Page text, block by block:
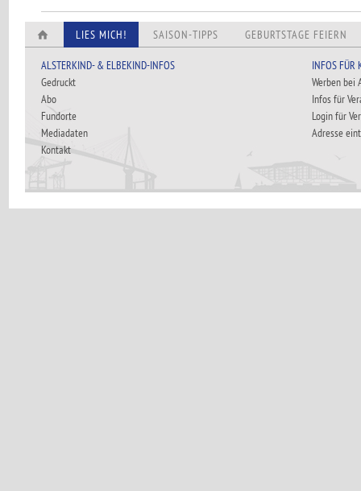
LIES MICH! SAISON-TIPPS GEBURTSTAGE FEIERN
ALSTERKIND- & ELBEKIND-INFOS
Gedruckt
Abo
Fundorte
Mediadaten
Kontakt
INFOS FÜR
Werben bei
Infos für
Login für
Adresse